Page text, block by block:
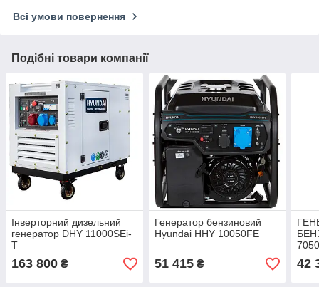
Всі умови повернення
Подібні товари компанії
Інверторний дизельний
генератор DHY 11000SEi-
T
163 800 ₴
Генератор бензиновий
Hyundai HHY 10050FE
51 415₴ 42